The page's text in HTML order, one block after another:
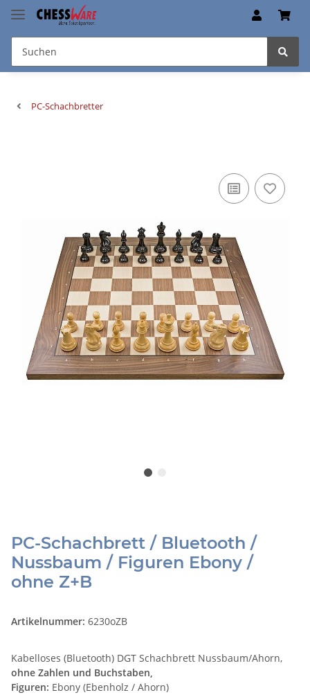
PC-Schachbretter
PC-Schachbrett / Bluetooth /
Nussbaum / Figuren Ebony /
ohne Z+B
Artikelnummer: 6230oZB
Kabelloses (Bluetooth) DGT Schachbrett Nussbaum/Ahorn,
ohne Zahlen und Buchstaben,
Figuren: Ebony (Ebenholz / Ahorn)